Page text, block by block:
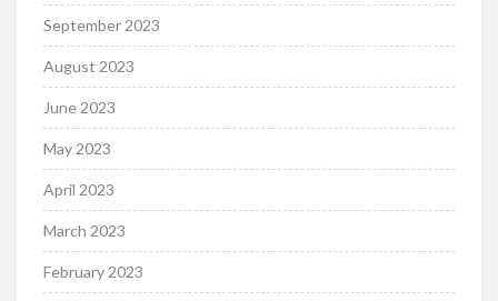
September 2023
August 2023
June 2023
May 2023
April 2023
March 2023
February 2023